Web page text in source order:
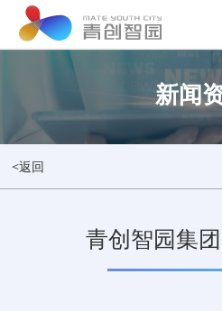
新闻
<返回
青创智园集